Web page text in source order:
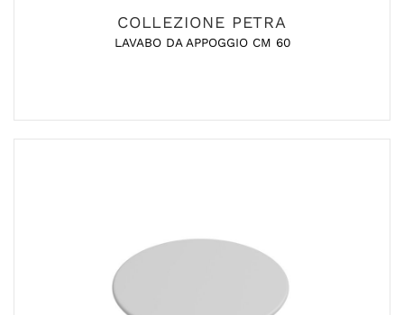
COLLEZIONE PETRA
LAVABO DA APPOGGIO CM 60